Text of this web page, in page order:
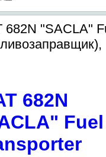
682N "SACLA"
682N
Fuel